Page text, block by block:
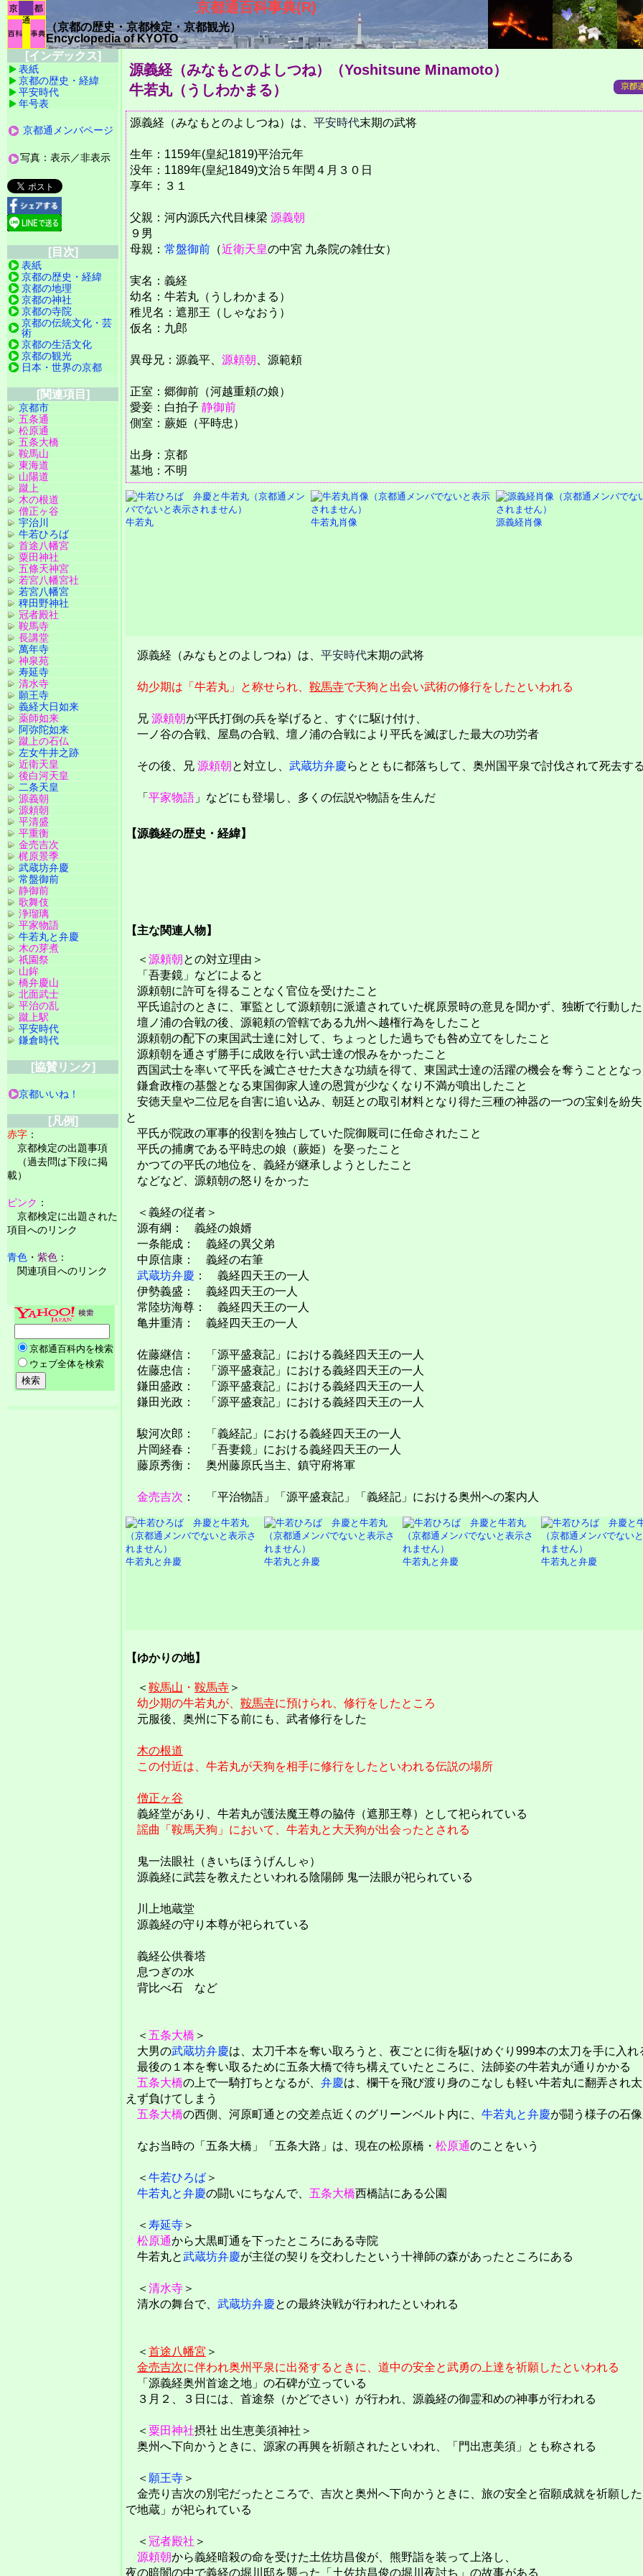
京都通百科事典(R)
（京都の歴史・京都検定・京都観光）
Encyclopedia of KYOTO
源義経（みなもとのよしつね）
（Yoshitsune Minamoto）
牛若丸（うしわかまる）
源義経（みなもとのよしつね）は、 平安時代末期の武将
生年：1159年(皇紀1819)平治元年
没年：1189年(皇紀1849)文治５年閏４月３０日
享年：３１
父親：河内源氏六代目棟梁 源義朝
９男
母親： 常盤御前 （近衛天皇の中宮 九条院の雑仕女）
実名：義経
幼名：牛若丸（うしわかまる）
稚児名：遮那王（しゃなおう）
仮名：九郎
異母兄：源義平、 源頼朝 、源範頼
正室：郷御前（河越重頼の娘）
愛妾：白拍子 静御前
側室：蕨姫（平時忠）
出身：京都
墓地：不明
牛若丸 牛若丸肖像 源義経肖像
源義経（みなもとのよしつね）は、 平安時代末期の武将
幼少期は「牛若丸」と称せられ、 鞍馬寺で天狗と出会い武術の修行をしたといわれる
兄 源頼朝が平氏打倒の兵を挙げると、すぐに駆け付け、
一ノ谷の合戦、屋島の合戦、壇ノ浦の合戦により平氏を滅ぼした最大の功労者
その後、兄 源頼朝と対立し、 武蔵坊弁慶らとともに都落ちして、奥州国平泉で討伐されて死去す
「 平家物語 」などにも登場し、多くの伝説や物語を生んだ
【源義経の歴史・経緯】
【主な関連人物】
＜ 源頼朝との対立理由＞
「吾妻鏡」などによると
源頼朝に許可を得ることなく官位を受けたこと
平氏追討のときに、軍監として源頼朝に派遣されていた梶原景時の意見を聞かず、独断で行動し
壇ノ浦の合戦の後、源範頼の管轄である九州へ越権行為をしたこと
源頼朝の配下の東国武士達に対して、ちょっとした過ちでも咎め立てをしたこと
源頼朝を通さず勝手に成敗を行い武士達の恨みをかったこと
西国武士を率いて平氏を滅亡させた大きな功績を得て、東国武士達の活躍の機会を奪うこととな
鎌倉政権の基盤となる東国御家人達の恩賞が少なくなり不満が噴出したこと
安徳天皇や二位尼を自害に追い込み、朝廷との取引材料となり得た三種の神器の一つの宝剣を紛
と
平氏が院政の軍事的役割を独占していた院御厩司に任命されたこと
平氏の捕虜である平時忠の娘（蕨姫）を娶ったこと
かつての平氏の地位を、義経が継承しようとしたこと
などなど、源頼朝の怒りをかった
＜義経の従者＞
源有綱： 義経の娘婿
一条能成： 義経の異父弟
中原信康： 義経の右筆
武蔵坊弁慶 ： 義経四天王の一人
伊勢義盛： 義経四天王の一人
常陸坊海尊： 義経四天王の一人
亀井重清： 義経四天王の一人
佐藤継信： 「源平盛衰記」における義経四天王の一人
佐藤忠信： 「源平盛衰記」における義経四天王の一人
鎌田盛政： 「源平盛衰記」における義経四天王の一人
鎌田光政： 「源平盛衰記」における義経四天王の一人
駿河次郎： 「義経記」における義経四天王の一人
片岡経春： 「吾妻鏡」における義経四天王の一人
藤原秀衡： 奥州藤原氏当主、鎮守府将軍
金売吉次 ： 「平治物語」「源平盛衰記」「義経記」における奥州への案内人
牛若丸と弁慶 牛若丸と弁慶 牛若丸と弁慶 牛若丸と弁慶
【ゆかりの地】
＜ 鞍馬山 ・ 鞍馬寺 ＞
幼少期の牛若丸が、 鞍馬寺に預けられ、修行をしたところ
元服後、奥州に下る前にも、武者修行をした
木の根道
この付近は、牛若丸が天狗を相手に修行をしたといわれる伝説の場所
僧正ヶ谷
義経堂があり、牛若丸が護法魔王尊の脇侍（遮那王尊）として祀られている
謡曲「鞍馬天狗」において、牛若丸と大天狗が出会ったとされる
鬼一法眼社（きいちほうげんしゃ）
源義経に武芸を教えたといわれる陰陽師 鬼一法眼が祀られている
川上地蔵堂
源義経の守り本尊が祀られている
義経公供養塔
息つぎの水
背比べ石 など
＜ 五条大橋 ＞
大男の武蔵坊弁慶は、太刀千本を奪い取ろうと、夜ごとに街を駆けめぐり999本の太刀を手に入れ
最後の１本を奪い取るために五条大橋で待ち構えていたところに、法師姿の牛若丸が通りかかる
五条大橋の上で一騎打ちとなるが、 弁慶は、欄干を飛び渡り身のこなしも軽い牛若丸に翻弄され
えず負けてしまう
五条大橋の西側、河原町通との交差点近くのグリーンベルト内に、 牛若丸と弁慶が闘う様子の石
なお当時の「五条大橋」「五条大路」は、現在の松原橋・ 松原通のことをいう
＜ 牛若ひろば ＞
牛若丸と弁慶の闘いにちなんで、 五条大橋西橋詰にある公園
＜ 寿延寺 ＞
松原通から大黒町通を下ったところにある寺院
牛若丸と武蔵坊弁慶が主従の契りを交わしたという十禅師の森があったところにある
＜ 清水寺 ＞
清水の舞台で、 武蔵坊弁慶との最終決戦が行われたといわれる
＜ 首途八幡宮 ＞
金売吉次に伴われ奥州平泉に出発するときに、道中の安全と武勇の上達を祈願したといわれる
「源義経奥州首途之地」の石碑が立っている
３月２、３日には、首途祭（かどでさい）が行われ、源義経の御霊和めの神事が行われる
＜ 粟田神社摂社 出生恵美須神社＞
奥州へ下向かうときに、源家の再興を祈願されたといわれ、「門出恵美須」とも称される
＜ 願王寺 ＞
金売り吉次の別宅だったところで、吉次と奥州へ下向かうときに、旅の安全と宿願成就を祈願し
で地蔵」が祀られている
＜ 冠者殿社 ＞
源頼朝から義経暗殺の命を受けた土佐坊昌俊が、熊野詣を装って上洛し、
夜の暗闇の中で義経の堀川邸を襲った「土佐坊昌俊の堀川夜討ち」の故事がある
[インデックス]
表紙
京都の歴史・経緯
平安時代
年号表
京都通メンバページ
写真：表示／非表示
[目次]
表紙
京都の歴史・経緯
京都の地理
京都の神社
京都の寺院
京都の伝統文化・芸
術
京都の生活文化
京都の観光
日本・世界の京都
[関連項目]
京都市
五条通
松原通
五条大橋
鞍馬山
東海道
山陽道
蹴上
木の根道
僧正ヶ谷
宇治川
牛若ひろば
首途八幡宮
粟田神社
五條天神宮
若宮八幡宮社
若宮八幡宮
稗田野神社
冠者殿社
鞍馬寺
長講堂
萬年寺
神泉苑
寿延寺
清水寺
願王寺
義経大日如来
薬師如来
阿弥陀如来
蹴上の石仏
左女牛井之跡
近衛天皇
後白河天皇
二条天皇
源義朝
源頼朝
平清盛
平重衡
金売吉次
梶原景季
武蔵坊弁慶
常盤御前
静御前
歌舞伎
浄瑠璃
平家物語
牛若丸と弁慶
木の芽煮
祇園祭
山鉾
橋弁慶山
北面武士
平治の乱
蹴上駅
平安時代
鎌倉時代
[協賛リンク]
京都いいね！
[凡例]
赤字 ：
京都検定の出題事項
（過去問は下段に掲
載）
ピンク ：
京都検定に出題された
項目へのリンク
青色 ・ 紫色 ：
関連項目へのリンク